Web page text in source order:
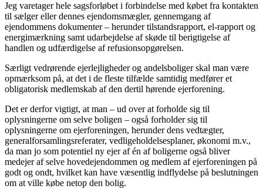
Jeg varetager hele sagsforløbet i forbindelse med købet fra kontakten
til sælger eller dennes ejendomsmægler, gennemgang af
ejendommens dokumenter – herunder tilstandsrapport, el-rapport og
energimærkning samt udarbejdelse af skøde til berigtigelse af
handlen og udfærdigelse af refusionsopgørelsen.
Særligt vedrørende ejerlejligheder og andelsboliger skal man være
opmærksom på, at det i de fleste tilfælde samtidig medfører et
obligatorisk medlemskab af den dertil hørende ejerforening.​
Det er derfor vigtigt, at man – ud over at forholde sig til
oplysningerne om selve boligen – også forholder sig til
oplysningerne om ejerforeningen, herunder dens vedtægter,
generalforsamlingsreferater, vedligeholdelsesplaner, økonomi m.v.,
da man jo som potentiel ny ejer af én af boligerne også bliver
medejer af selve hovedejendommen og medlem af ejerforeningen på
godt og ondt, hvilket kan have væsentlig indflydelse på beslutningen
om at ville købe netop den bolig.